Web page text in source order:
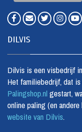
DILVIS
Dilvis is een visbedrijf
Het familiebedrijf, dat
Palingshop.nl gestart,
online paling (en
website van Dilvis.